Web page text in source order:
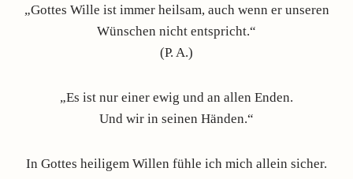
„Gottes Wille ist immer heilsam, auch wenn er unseren
Wünschen nicht entspricht.“
(P. A.)
„Es ist nur einer ewig und an allen Enden.
Und wir in seinen Händen.“
In Gottes heiligem Willen fühle ich mich allein sicher.